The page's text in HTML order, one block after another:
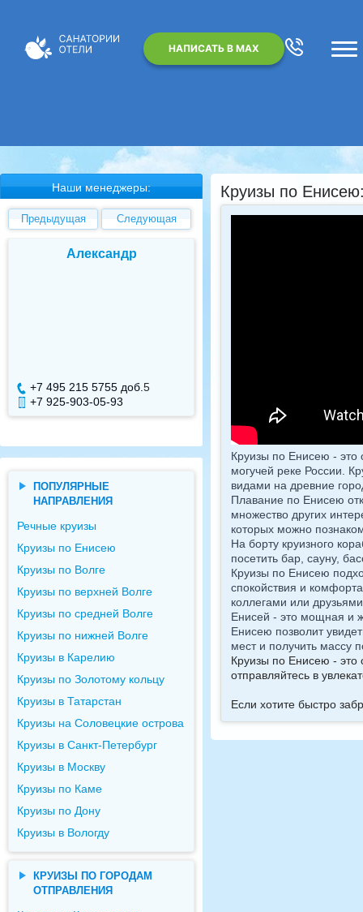
НАПИСАТЬ В MAX
Наши менеджеры:
Предыдущая Следующая
Александр
+7 495 215 5755 доб. 5
+7 925-903-05-93
ПОПУЛЯРНЫЕ
НАПРАВЛЕНИЯ
Речные круизы
Круизы по Енисею
Круизы по Волге
Круизы по верхней Волге
Круизы по средней Волге
Круизы по нижней Волге
Круизы в Карелию
Круизы по Золотому кольцу
Круизы в Татарстан
Круизы на Соловецкие острова
Круизы в Санкт-Петербург
Круизы в Москву
Круизы по Каме
Круизы по Дону
Круизы в Вологду
КРУИЗЫ ПО ГОРОДАМ
ОТПРАВЛЕНИЯ
Круизы по
Круизы по Енисею - это
могучей реке России.
видами на древние
Плавание по Енисею
множество других
которых можно
На борту круизного
посетить бар, сауну,
Круизы по Енисею
спокойствия и
коллегами или
Енисей - это мощная и
Енисею позволит
мест и получить массу
Круизы по Енисею - это
отправляйтесь в
Если хотите быстро